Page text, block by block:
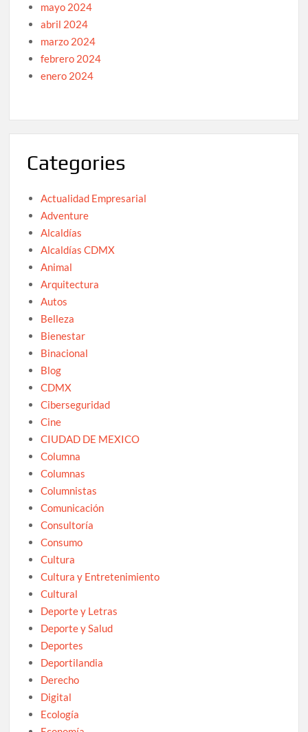
mayo 2024
abril 2024
marzo 2024
febrero 2024
enero 2024
Categories
Actualidad Empresarial
Adventure
Alcaldías
Alcaldías CDMX
Animal
Arquitectura
Autos
Belleza
Bienestar
Binacional
Blog
CDMX
Ciberseguridad
Cine
CIUDAD DE MEXICO
Columna
Columnas
Columnistas
Comunicación
Consultoría
Consumo
Cultura
Cultura y Entretenimiento
Cultural
Deporte y Letras
Deporte y Salud
Deportes
Deportilandia
Derecho
Digital
Ecología